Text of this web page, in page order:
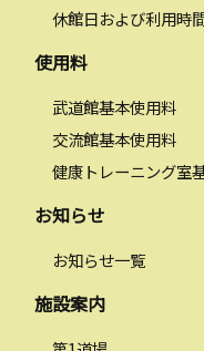
休館日および利用時
使用料
武道館基本使用料
交流館基本使用料
健康トレーニング室
お知らせ
お知らせ一覧
施設案内